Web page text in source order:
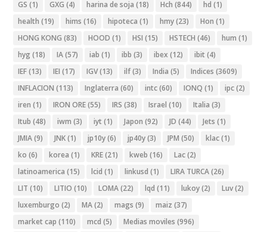
GS (1) GXG (4) harina de soja (18) Hch (844) hd (1)
health (19) hims (16) hipoteca (1) hmy(23) Hon (1)
HONG KONG (83) HOOD (1) HSI (15) HSTECH (46) hum (1)
hyg (18) IA(57) iab (1) ibb (3) ibex (12) ibit (4)
IEF(13) IEI (17) IGV(13) ilf(3) India (5) Indices (3609)
INFLACION (113) Inglaterra (60) intc(60) IONQ (1) ipc(2)
iren (1) IRON ORE(55) IRS (38) Israel (10) Italia (3)
Itub (48) iwm (3) iyt (1) Japon (92) JD (44) Jets (1)
JMIA(9) JNK(1) jp10y(6) jp40y(3) JPM (50) klac(1)
ko (6) korea (1) KRE(21) kweb (16) Lac(2)
latinoamerica (15) lcid (1) linkusd (1) LIRA TURCA(26)
LIT (10) LITIO (10) LOMA(22) lqd (11) lukoy(2) Luv(2)
luxemburgo (2) MA(2) mags (9) maiz (37)
market cap (110) mcd (5) Medias moviles (996)